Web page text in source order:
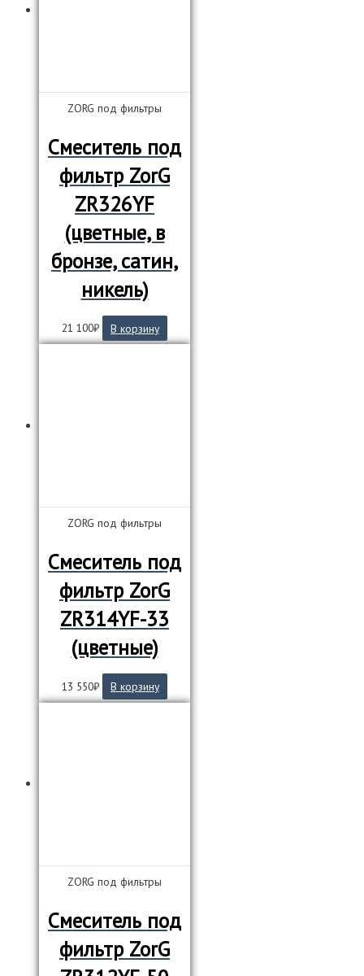
ZORG под фильтры
Смеситель под
фильтр ZorG
ZR326YF
(цветные, в
бронзе, сатин,
никель)
21 100₽ В корзину
ZORG под фильтры
Смеситель под
фильтр ZorG
ZR314YF-33
(цветные)
13 550₽ В корзину
ZORG под фильтры
Смеситель под
фильтр ZorG